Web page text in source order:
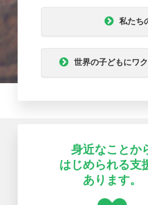
私たち
世界の子どもにワ
身近なことか
はじめられる支
あります。